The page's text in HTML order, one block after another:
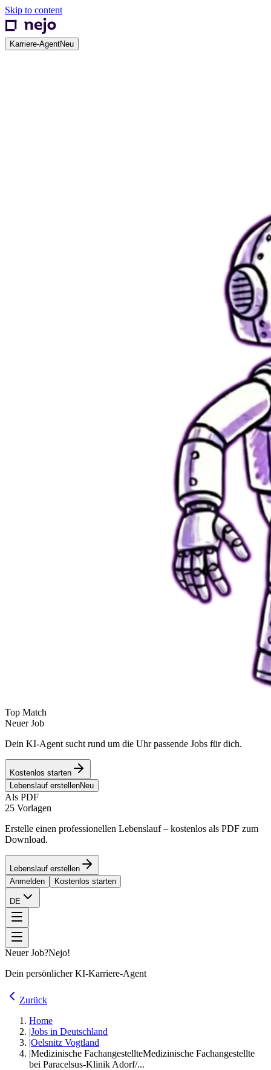
Skip to content
Karriere-AgentNeu
Top Match
Neuer Job
Dein KI-Agent sucht rund um die Uhr passende Jobs für dich.
Kostenlos starten
Lebenslauf erstellenNeu
Als PDF
25 Vorlagen
Erstelle einen professionellen Lebenslauf – kostenlos als PDF zum
Download.
Lebenslauf erstellen
Anmelden
Kostenlos starten
DE
Neuer Job?Nejo!
Dein persönlicher KI-Karriere-Agent
Zurück
Home
|Jobs in Deutschland
|Oelsnitz Vogtland
|Medizinische FachangestellteMedizinische Fachangestellte
bei Paracelsus-Klinik Adorf/...